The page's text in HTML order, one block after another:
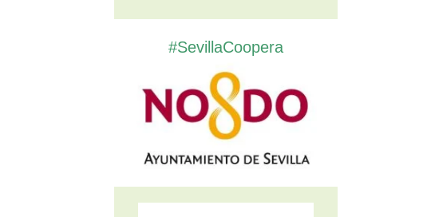
#SevillaCoopera